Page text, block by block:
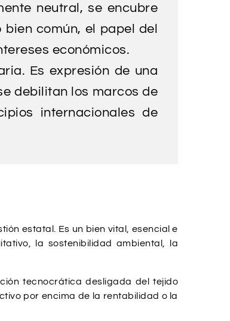
neutral, se encubre
común, el papel del
económicos.
Es expresión de una
debilitan los marcos de
internacionales de
estatal. Es un bien vital, esencial e
la sostenibilidad ambiental, la
tecnocrática desligada del tejido
por encima de la rentabilidad o la